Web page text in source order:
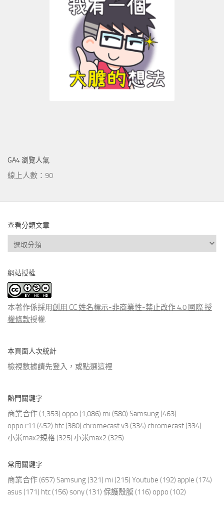
GA4 瀏覽人氣
線上人數：90
查看分類文章
查
看
類
文
章
網站授權
本著作係採用創用 CC 姓名標示-非商業性-禁止改作 4.0 國際 授
權條款授權.
本頁面人次統計
檢視數據請先登入，或點選這裡
熱門關鍵字
商業合作 (1,353) oppo (1,086) mi (580) Samsung (463)
oppo r11 (452) htc (380) chromecast v3 (334) chromecast (334)
小米max2規格 (325) 小米max2 (325)
常用關鍵字
商業合作 (657) Samsung (321) mi (215) Youtube (192) apple (174)
asus (171) htc (156) sony (131) 保護殼膜 (116) oppo (102)